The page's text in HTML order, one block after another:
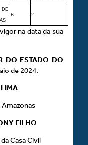
DE
B 2
na data da sua
DO ESTADO DO
de 2024.
FILHO
Casa Civil